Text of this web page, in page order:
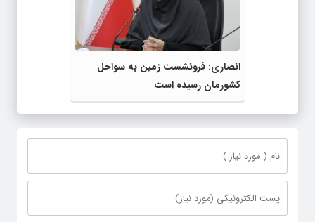
انصاری: فرونشست زمین به سواحل
کشورمان رسیده است